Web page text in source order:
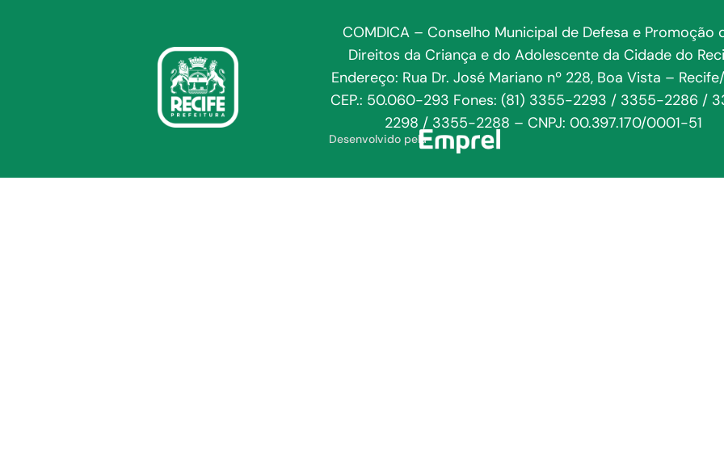
COMDICA – Conselho Municipal de Defesa e Promoção
Direitos da Criança e do Adolescente da Cidade do
Endereço: Rua Dr. José Mariano nº 228, Boa Vista –
CEP.: 50.060-293 Fones: (81) 3355-2293 / 3355-2286 /
2298 / 3355-2288 – CNPJ: 00.397.170/0001-51
Desenvolvido pela